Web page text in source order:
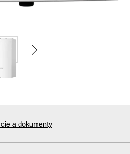
a dokumenty